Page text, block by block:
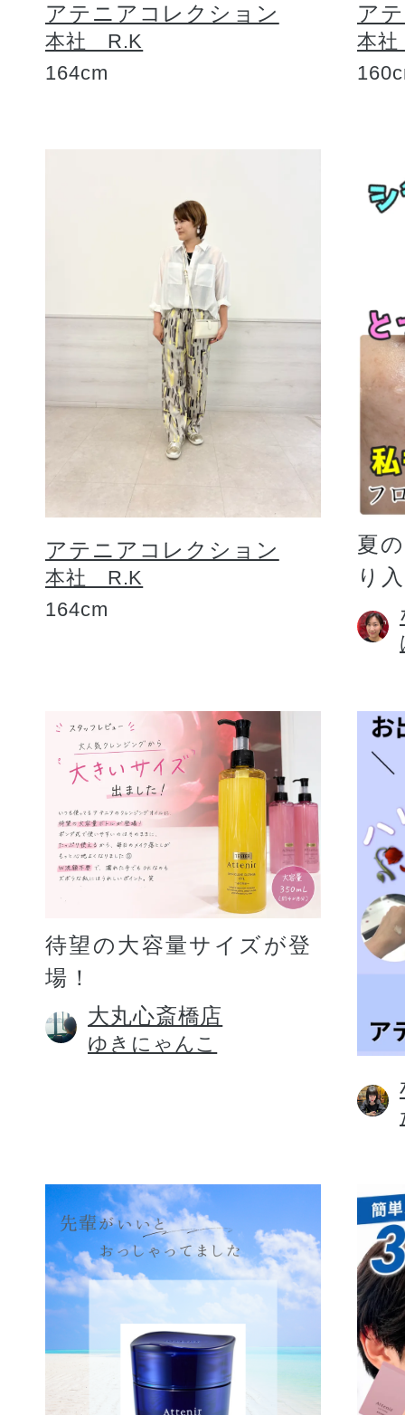
アテニアコレクション
本社 R.K
164cm
ア
本
アテニアコレクション
本社 R.K
164cm
夏
り
待望の大容量サイズが登
場！
大丸心斎橋店
ゆきにゃんこ